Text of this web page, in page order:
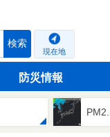
検索
現在地
防災情報